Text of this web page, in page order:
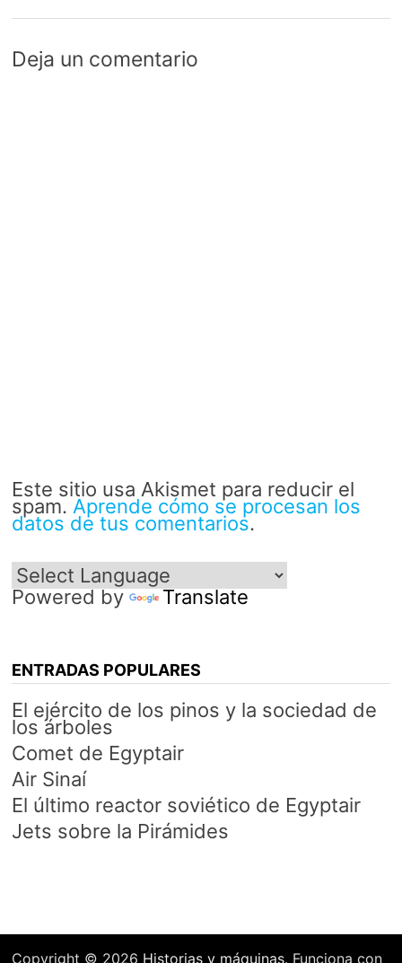
Deja un comentario
Este sitio usa Akismet para reducir el
spam. Aprende cómo se procesan los
datos de tus comentarios.
Powered by Translate
ENTRADAS POPULARES
El ejército de los pinos y la sociedad de
los árboles
Comet de Egyptair
Air Sinaí
El último reactor soviético de Egyptair
Jets sobre la Pirámides
Copyright © 2026 Historias y máquinas. Funciona con